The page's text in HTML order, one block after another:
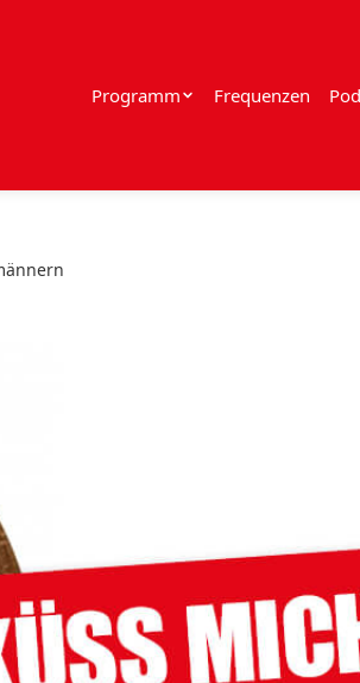
Programm Frequenzen